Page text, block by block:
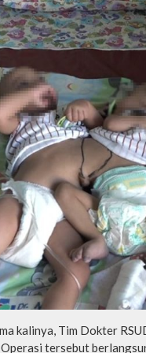
kalinya, Tim Dokter
tersebut